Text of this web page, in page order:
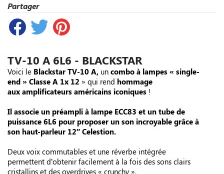
Partager
TV-10 A 6L6 - BLACKSTAR
Voici le Blackstar TV-10 A, un combo à lampes « single-
end » Classe A 1x 12 » qui rend hommage
aux amplificateurs américains iconiques !
Il associe un préampli à lampe ECC83 et un tube de
puissance 6L6 pour proposer un son incroyable grâce à
son haut-parleur 12″ Celestion.
Deux voix commutables et une réverbe intégrée
permettent d’obtenir facilement à la fois des sons clairs
cristallins et des overdrives « crunchy ».